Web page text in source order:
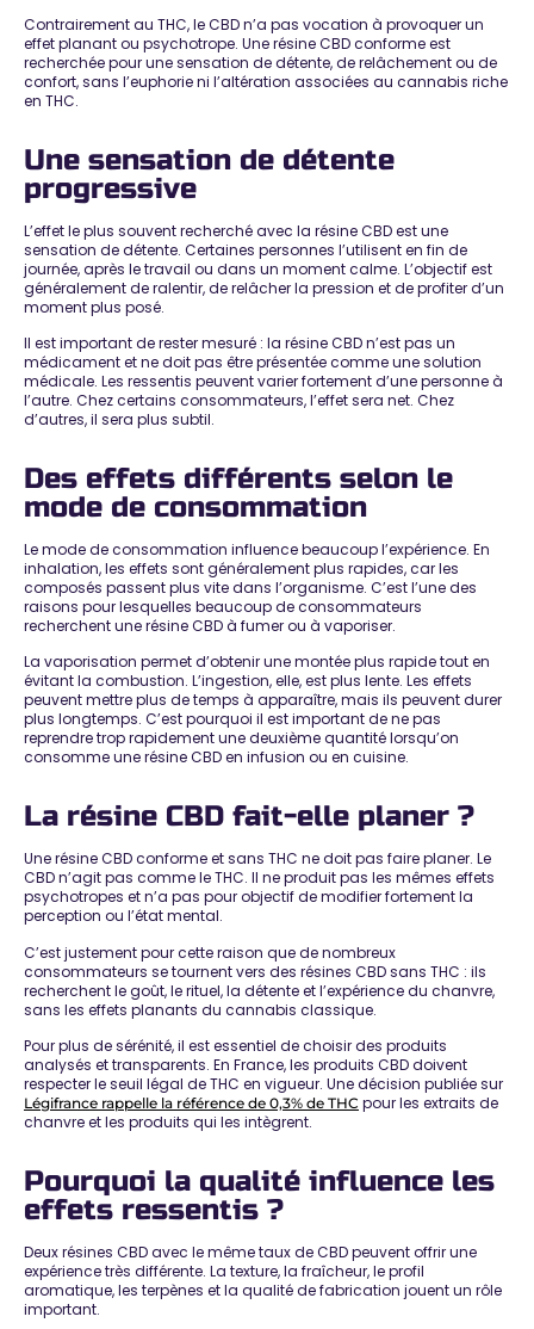
Contrairement au THC, le CBD n’a pas vocation à provoquer un
effet planant ou psychotrope. Une résine CBD conforme est
recherchée pour une sensation de détente, de relâchement ou de
confort, sans l’euphorie ni l’altération associées au cannabis riche
en THC.
Une sensation de détente
progressive
L’effet le plus souvent recherché avec la résine CBD est une
sensation de détente. Certaines personnes l’utilisent en fin de
journée, après le travail ou dans un moment calme. L’objectif est
généralement de ralentir, de relâcher la pression et de profiter d’un
moment plus posé.
Il est important de rester mesuré : la résine CBD n’est pas un
médicament et ne doit pas être présentée comme une solution
médicale. Les ressentis peuvent varier fortement d’une personne à
l’autre. Chez certains consommateurs, l’effet sera net. Chez
d’autres, il sera plus subtil.
Des effets différents selon le
mode de consommation
Le mode de consommation influence beaucoup l’expérience. En
inhalation, les effets sont généralement plus rapides, car les
composés passent plus vite dans l’organisme. C’est l’une des
raisons pour lesquelles beaucoup de consommateurs
recherchent unerésine CBD à fumerou à vaporiser.
La vaporisation permet d’obtenir une montée plus rapide tout en
évitant la combustion. L’ingestion, elle, est plus lente. Les effets
peuvent mettre plus de temps à apparaître, mais ils peuvent durer
plus longtemps. C’est pourquoi il est important de ne pas
reprendre trop rapidement une deuxième quantité lorsqu’on
consomme une résine CBD en infusion ou en cuisine.
La résine CBD fait-elle planer ?
Une résine CBD conforme et sans THC ne doit pas faire planer. Le
CBD n’agit pas comme le THC. Il ne produit pas les mêmes effets
psychotropes et n’a pas pour objectif de modifier fortement la
perception ou l’état mental.
C’est justement pour cette raison que de nombreux
consommateurs se tournent vers des résines CBD sans THC : ils
recherchent le goût, le rituel, la détente et l’expérience du chanvre,
sans les effets planants du cannabis classique.
Pour plus de sérénité, il est essentiel de choisir des produits
analysés et transparents. En France, les produits CBD doivent
respecter le seuil légal de THC en vigueur. Une décision publiée sur
Légifrance rappelle la référence de 0,3% de THC pour les extraits de
chanvre et les produits qui les intègrent.
Pourquoi la qualité influence les
effets ressentis ?
Deux résines CBD avec le même taux de CBD peuvent offrir une
expérience très différente. La texture, la fraîcheur, le profil
aromatique, les terpènes et la qualité de fabrication jouent un rôle
important.